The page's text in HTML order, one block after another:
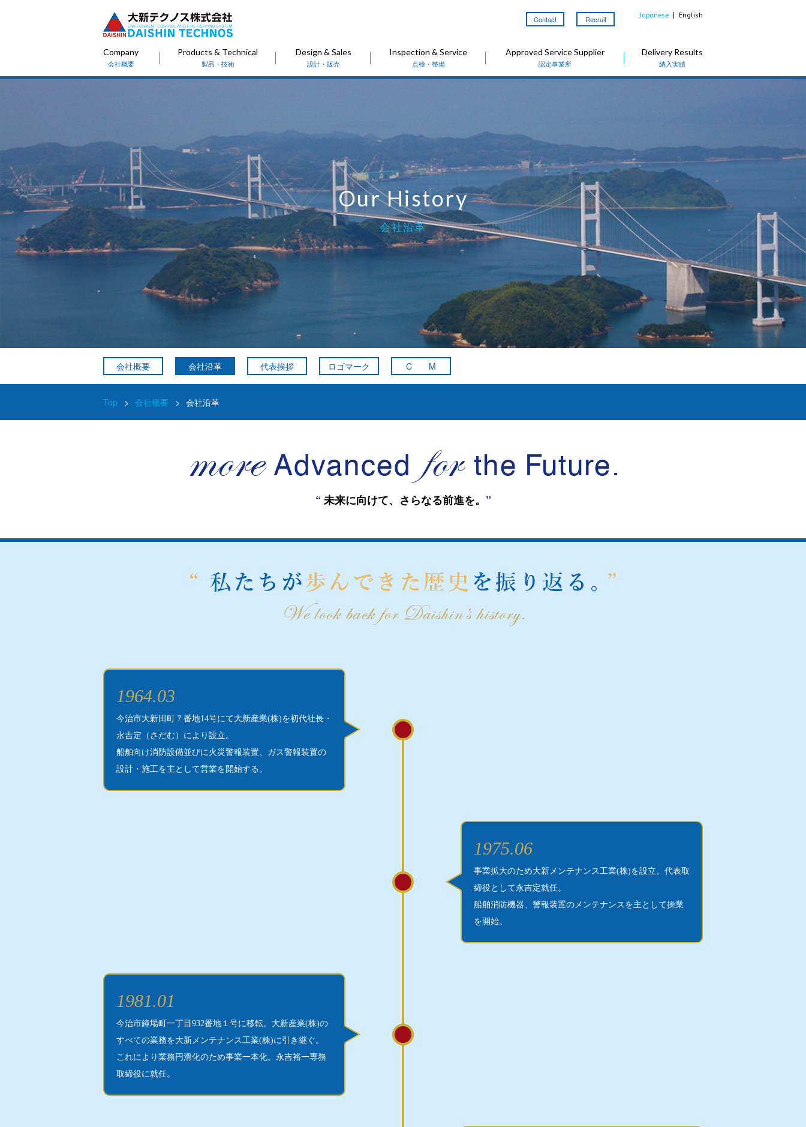
Contact Recruit Japanese English
Company
会社概要
Products & Technical
製品・技術
Design & Sales
設計・販売
Inspection & Service
点検・整備
Approved Service Supplier
認定事業所
Delivery Results
納入実績
Our History
会社沿革
会社概要 会社沿革 代表挨拶 ロゴマーク C M
Top > 会社概要 > 会社沿革
“ 未来に向けて、さらなる前進を。 ”
1964.03
今治市大新田町７番地14号にて大新産業(株)を初代社長・
永吉定（さだむ）により設立。
船舶向け消防設備並びに火災警報装置、ガス警報装置の
設計・施工を主として営業を開始する。
1975.06
事業拡大のため大新メンテナンス工業(株)を設立。代表取
締役として永吉定就任。
船舶消防機器、警報装置のメンテナンスを主として操業
を開始。
1981.01
今治市鐘場町一丁目932番地１号に移転。大新産業(株)の
すべての業務を大新メンテナンス工業(株)に引き継ぐ。
これにより業務円滑化のため事業一本化。永吉裕一専務
取締役に就任。